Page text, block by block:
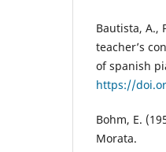
Bautista, A.,
teacher’s
of spanish
https://
Bohm, E.
Morata.